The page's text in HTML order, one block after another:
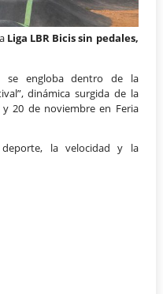
Liga LBR Bicis sin pedales,
se engloba dentro de la
dinámica surgida de la
20 de noviembre en Feria
la velocidad y la